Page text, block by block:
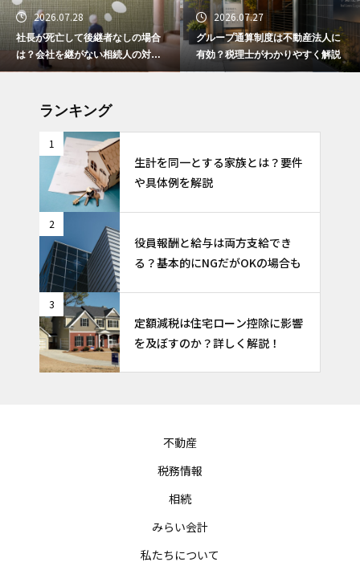
2026.07.28
社長が死亡して後継者なしの場合
は？会社を継がない相続人の対応
と選択肢
2026.07.27
グループ通算制度は不動産法人に
有効？税理士がわかりやすく解説
ランキング
1
生計を同一とする家族とは？要件
や具体例を解説
2
役員報酬と給与は両方支給でき
る？基本的にNGだがOKの場合も
3
定額減税は住宅ローン控除に影響
を及ぼすのか？詳しく解説！
不動産
税務情報
相続
みらい会計
私たちについて